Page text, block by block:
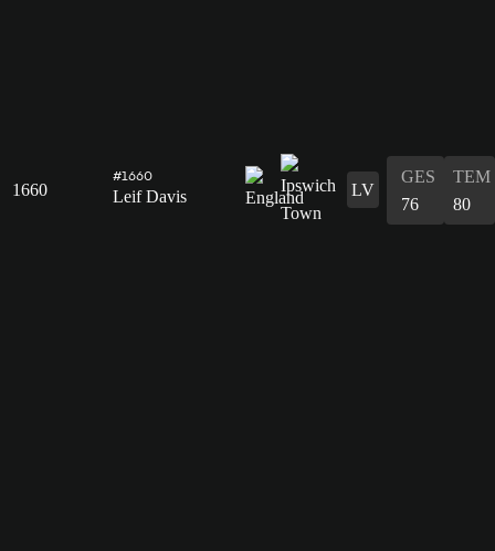
1660
#1660
Leif Davis LV
GES
76
TEM
80